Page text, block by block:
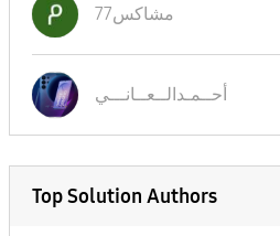
مشاكس77
أحــمـدالــعــانـــي
Top Solution Authors